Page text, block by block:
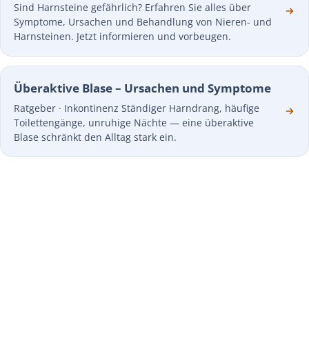
Sind Harnsteine gefährlich? Erfahren Sie alles über
Symptome, Ursachen und Behandlung von Nieren- und
Harnsteinen. Jetzt informieren und vorbeugen.
Überaktive Blase – Ursachen und Symptome
Ratgeber · Inkontinenz Ständiger Harndrang, häufige
Toilettengänge, unruhige Nächte — eine überaktive
Blase schränkt den Alltag stark ein.